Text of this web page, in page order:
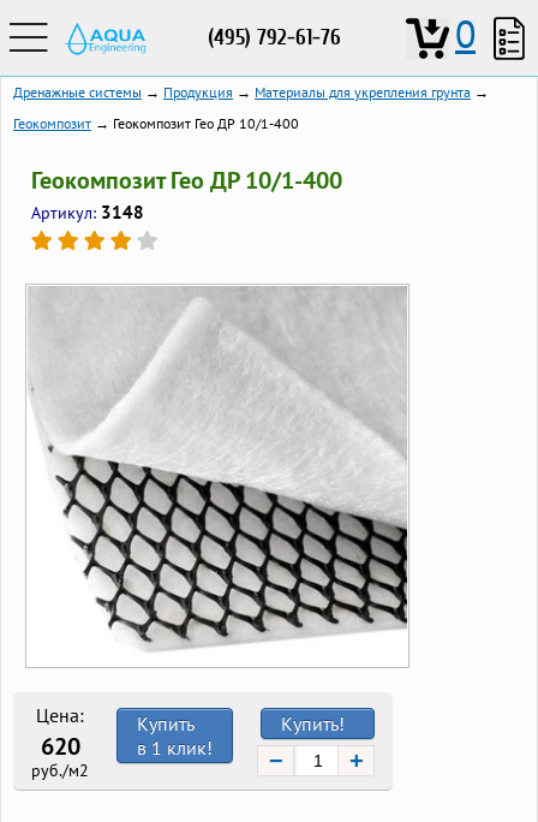
(495) 792-61-76 0
Дренажные системы → Продукция → Материалы для укрепления грунта →
Геокомпозит → Геокомпозит Гео ДР 10/1-400
Геокомпозит Гео ДР 10/1-400
Артикул: 3148
Цена:
620
руб./м2
Купить!
− +
Купить
в 1 клик!